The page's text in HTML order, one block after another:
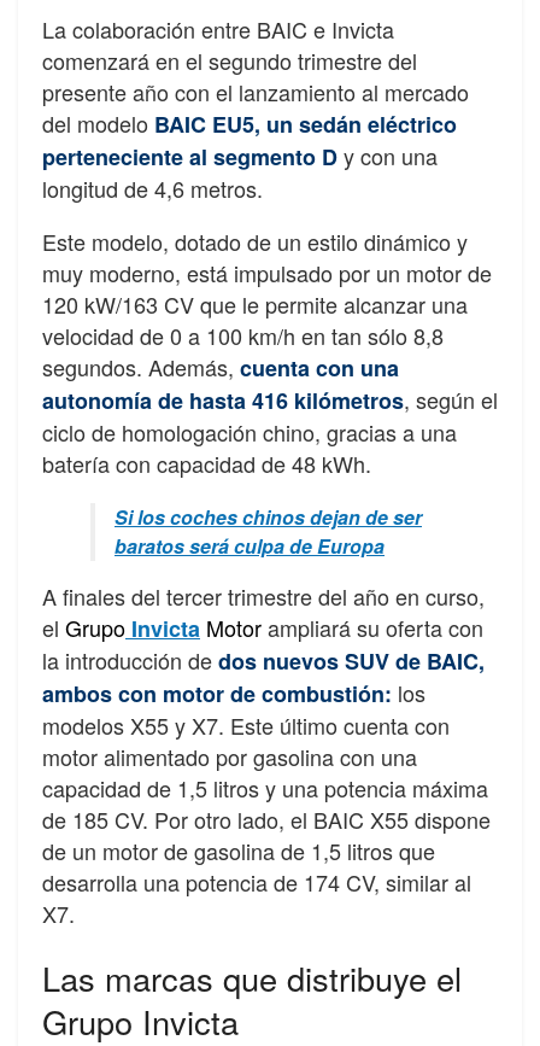
La colaboración entre BAIC e Invicta
comenzará en el segundo trimestre del
presente año con el lanzamiento al mercado
del modelo BAIC EU5, un sedán eléctrico
perteneciente al segmento Dy con una
longitud de 4,6 metros.
Este modelo, dotado de un estilo dinámico y
muy moderno, está impulsado por un motor de
120 kW/163 CV que le permite alcanzar una
velocidad de 0 a 100 km/h en tan sólo 8,8
segundos. Además, cuenta con una
autonomía de hasta 416 kilómetros, según el
ciclo de homologación chino, gracias a una
batería con capacidad de 48 kWh.
Si los coches chinos dejan de ser
baratos será culpa de Europa
A finales del tercer trimestre del año en curso,
el Grupo Invicta Motorampliará su oferta con
la introducción dedos nuevos SUV de BAIC,
ambos con motor de combustión: los
modelos X55 y X7. Este último cuenta con
motor alimentado por gasolina con una
capacidad de 1,5 litros y una potencia máxima
de 185 CV. Por otro lado, el BAIC X55 dispone
de un motor de gasolina de 1,5 litros que
desarrolla una potencia de 174 CV, similar al
X7.
Las marcas que distribuye el
Grupo Invicta